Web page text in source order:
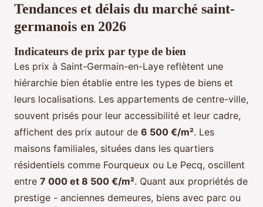
Tendances et délais du marché saint-
germanois en 2026
Indicateurs de prix par type de bien
Les prix à Saint-Germain-en-Laye reflètent une
hiérarchie bien établie entre les types de biens et
leurs localisations. Les appartements de centre-ville,
souvent prisés pour leur accessibilité et leur cadre,
affichent des prix autour de 6 500 €/m². Les
maisons familiales, situées dans les quartiers
résidentiels comme Fourqueux ou Le Pecq, oscillent
entre 7 000 et 8 500 €/m². Quant aux propriétés de
prestige - anciennes demeures, biens avec parc ou